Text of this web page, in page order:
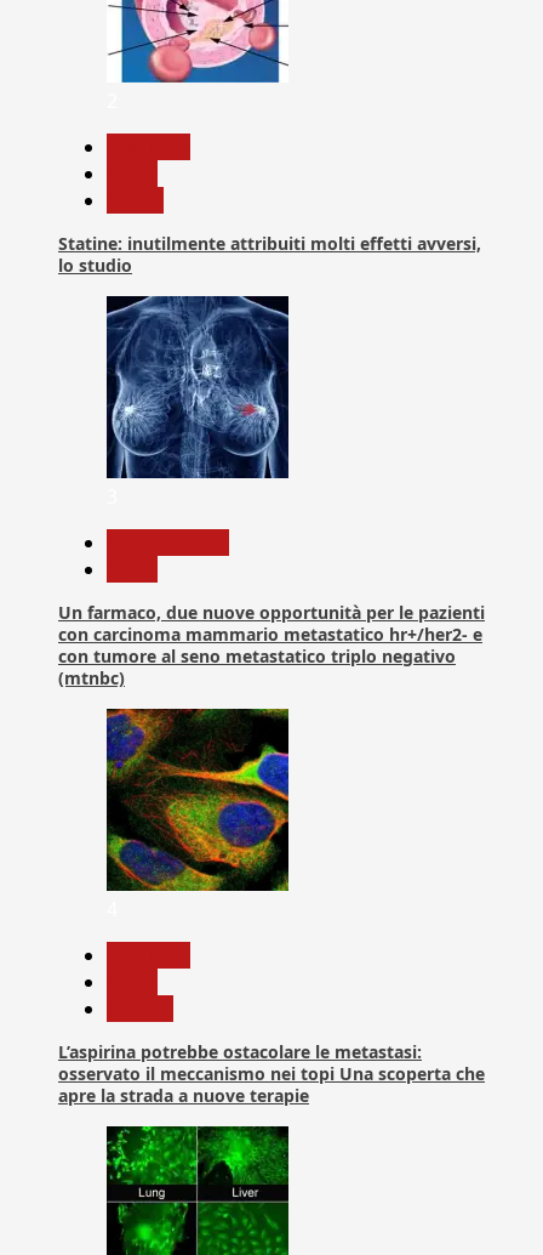
Statine: inutilmente attribuiti molti effetti avversi,
lo studio
Un farmaco, due nuove opportunità per le pazienti
con carcinoma mammario metastatico hr+/her2- e
con tumore al seno metastatico triplo negativo
(mtnbc)
L’aspirina potrebbe ostacolare le metastasi:
osservato il meccanismo nei topi Una scoperta che
apre la strada a nuove terapie